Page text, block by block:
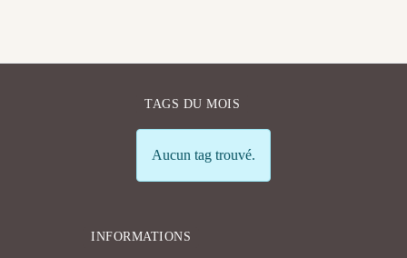
TAGS DU MOIS
Info
Aucun tag trouvé.
INFORMATIONS